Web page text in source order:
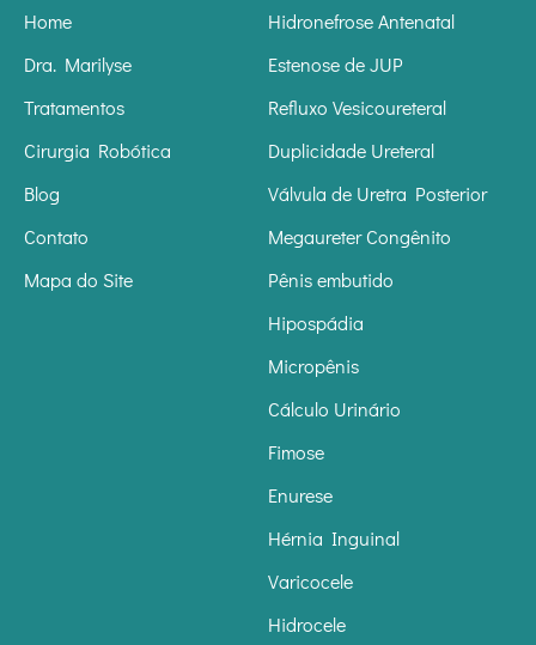
Home
Dra. Marilyse
Tratamentos
Cirurgia Robótica
Blog
Contato
Mapa do Site
Hidronefrose Antenatal
Estenose de JUP
Refluxo Vesicoureteral
Duplicidade Ureteral
Válvula de Uretra Posterior
Megaureter Congênito
Pênis embutido
Hipospádia
Micropênis
Cálculo Urinário
Fimose
Enurese
Hérnia Inguinal
Varicocele
Hidrocele